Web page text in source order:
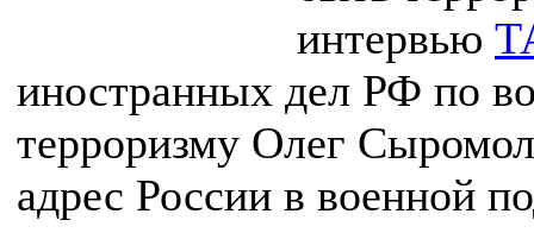
интервью
иностранных дел РФ по
терроризму Олег
адрес России в военной